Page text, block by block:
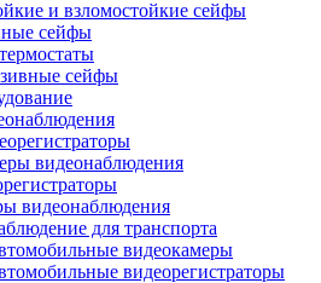
и взломостойкие сейфы
сейфы
сейфы
видеонаблюдения
видеонаблюдения
для транспорта
видеокамеры
видеорегистраторы